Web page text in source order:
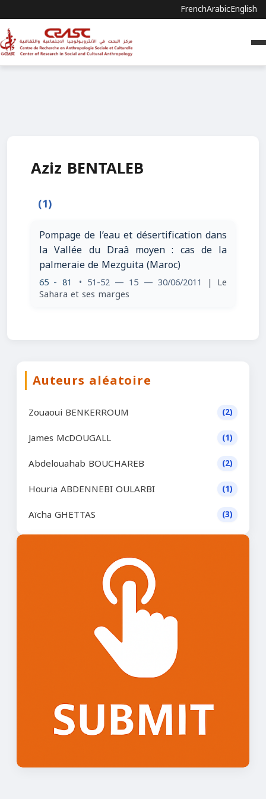
FrenchArabicEnglish
Aziz BENTALEB
(1)
Pompage de l’eau et désertification dans
la Vallée du Draâ moyen : cas de la
palmeraie de Mezguita (Maroc)
65 - 81 • 51-52 — 15 — 30/06/2011 | Le
Sahara et ses marges
Auteurs aléatoire
Zouaoui BENKERROUM (2)
James McDOUGALL (1)
Abdelouahab BOUCHAREB (2)
Houria ABDENNEBI OULARBI (1)
Aïcha GHETTAS (3)